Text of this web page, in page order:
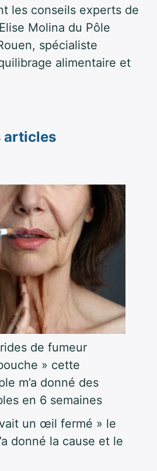
les conseils experts de
Molina du Pôle
spécialiste
alimentaire et
articles
de fumeur
» cette
m’a donné des
en 6 semaines
un œil fermé » le
donné la cause et le